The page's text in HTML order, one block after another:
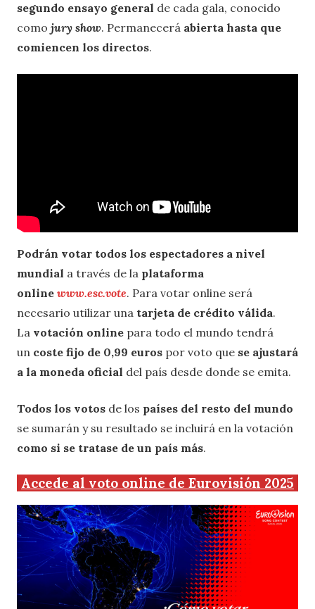
segundo ensayo general de cada gala, conocido
como jury show. Permanecerá abierta hasta que
comiencen los directos.
Podrán votar todos los espectadores a nivel
mundial a través de la plataforma
online www.esc.vote. Para votar online será
necesario utilizar una tarjeta de crédito válida.
La votación online para todo el mundo tendrá
un coste fijo de 0,99 euros por voto que se ajustará
a la moneda oficial del país desde donde se emita.
Todos los votos de los países del resto del mundo
se sumarán y su resultado se incluirá en la votación
como si se tratase de un país más.
Accede al voto online de Eurovisión 2025